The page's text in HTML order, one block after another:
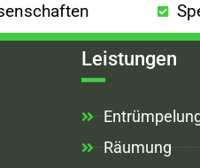
Leistungen
Räumung